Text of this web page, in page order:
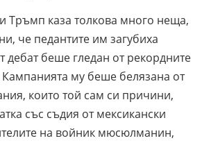
Тръмп каза толкова много неща,
че педантите им загубиха
дебат беше гледан от рекордните
му беше белязана от
които той сам си причини,
със съдия от мексикански
на войник мюсюлманин,